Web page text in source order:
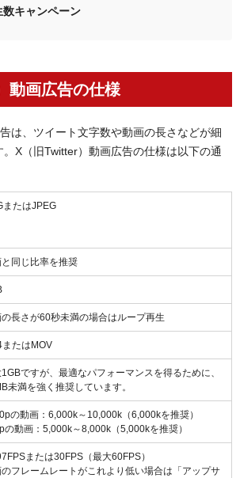
動画広告を成功させるコツ
トに絞り込む
ひく
キャンペーン
動画広告の仕様
は、ツイート文字数や動画の長さなどが細
X（旧Twitter）動画広告の仕様は以下の通
またはJPEG
同じ比率を推奨
長さが60秒未満の場合はループ再生
またはMOV
ですが、最適なパフォーマンスを得るために、
未満を強く推奨しています。
の動画：6,000k～10,000k（6,000kを推奨）
の動画：5,000k～8,000k（5,000kを推奨）
または30FPS（最大60FPS）
フレームレートがこれより低い場合は「アップサ